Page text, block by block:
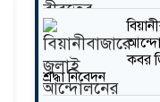
কবর
শ্রদ্ধা নিবেদন